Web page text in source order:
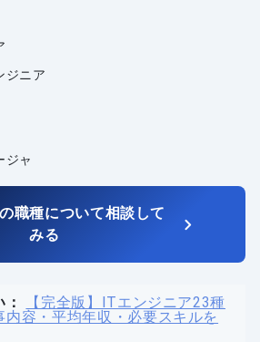
ジニア
ジャ
職種について相談して
みる
【完全版】ITエンジニア23種
容・平均年収・必要スキルを